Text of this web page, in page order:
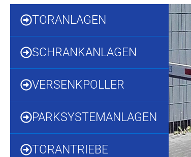
TORANLAGEN
SCHRANKANLAGEN
VERSENKPOLLER
PARKSYSTEMANLAGEN
TORANTRIEBE